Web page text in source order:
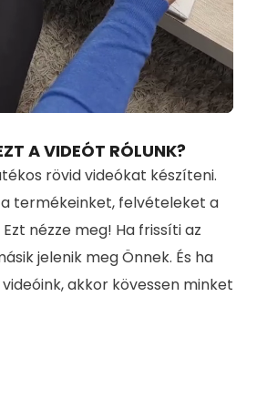
Loaded:
71.00%
A VIDEÓT RÓLUNK?
rövid videókat készíteni.
termékeinket, felvételeket a
nézze meg! Ha frissíti az
jelenik meg Önnek. És ha
akkor kövessen minket